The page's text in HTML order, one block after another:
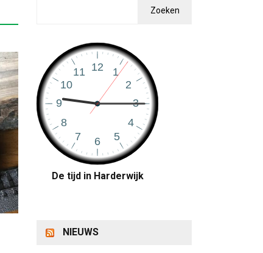
Zoeken
De tijd in Harderwijk
NIEUWS